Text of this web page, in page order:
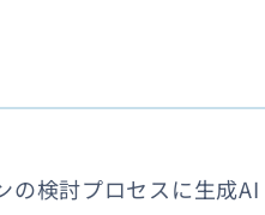
の検討プロセスに生成AI